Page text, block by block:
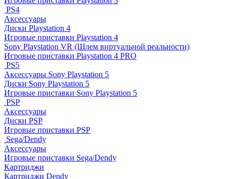
PS4
Аксессуары
Диски Playstation 4
Игровые приставки Playstation 4
Sony Playstation VR (Шлем виртуальной реальности)
Игровые приставки Playstation 4 PRO
PS5
Аксессуары Sony Playstation 5
Диски Sony Playstation 5
Игровые приставки Sony Playstation 5
PSP
Аксессуары
Диски PSP
Игровые приставки PSP
Sega/Dendy
Аксессуары
Игровые приставки Sega/Dendy
Картриджи
Картриджи Dendy